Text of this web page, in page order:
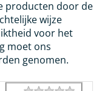
producten door de
wijze
voor het
moet ons
genomen.